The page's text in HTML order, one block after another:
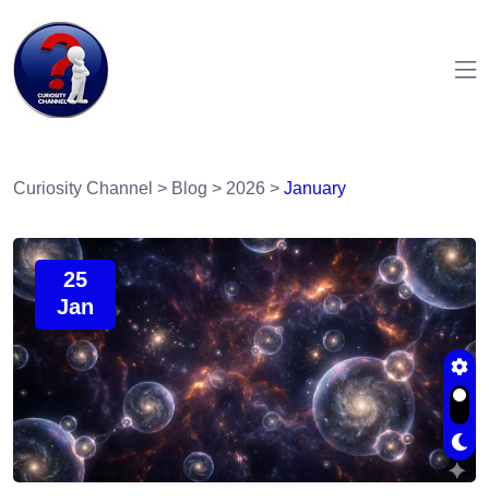
Curiosity Channel > Blog > 2026 > January
25
Jan